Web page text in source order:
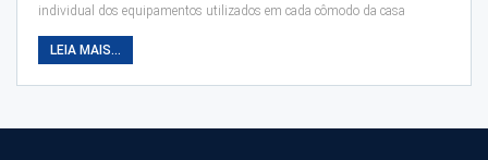
individual dos equipamentos utilizados em cada cômodo da casa
LEIA MAIS...